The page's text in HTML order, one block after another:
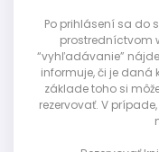
Po prihlásení sa do
prostredníctvom
“vyhľadávanie”
informuje, či je daná
základe toho si
rezervovať. V